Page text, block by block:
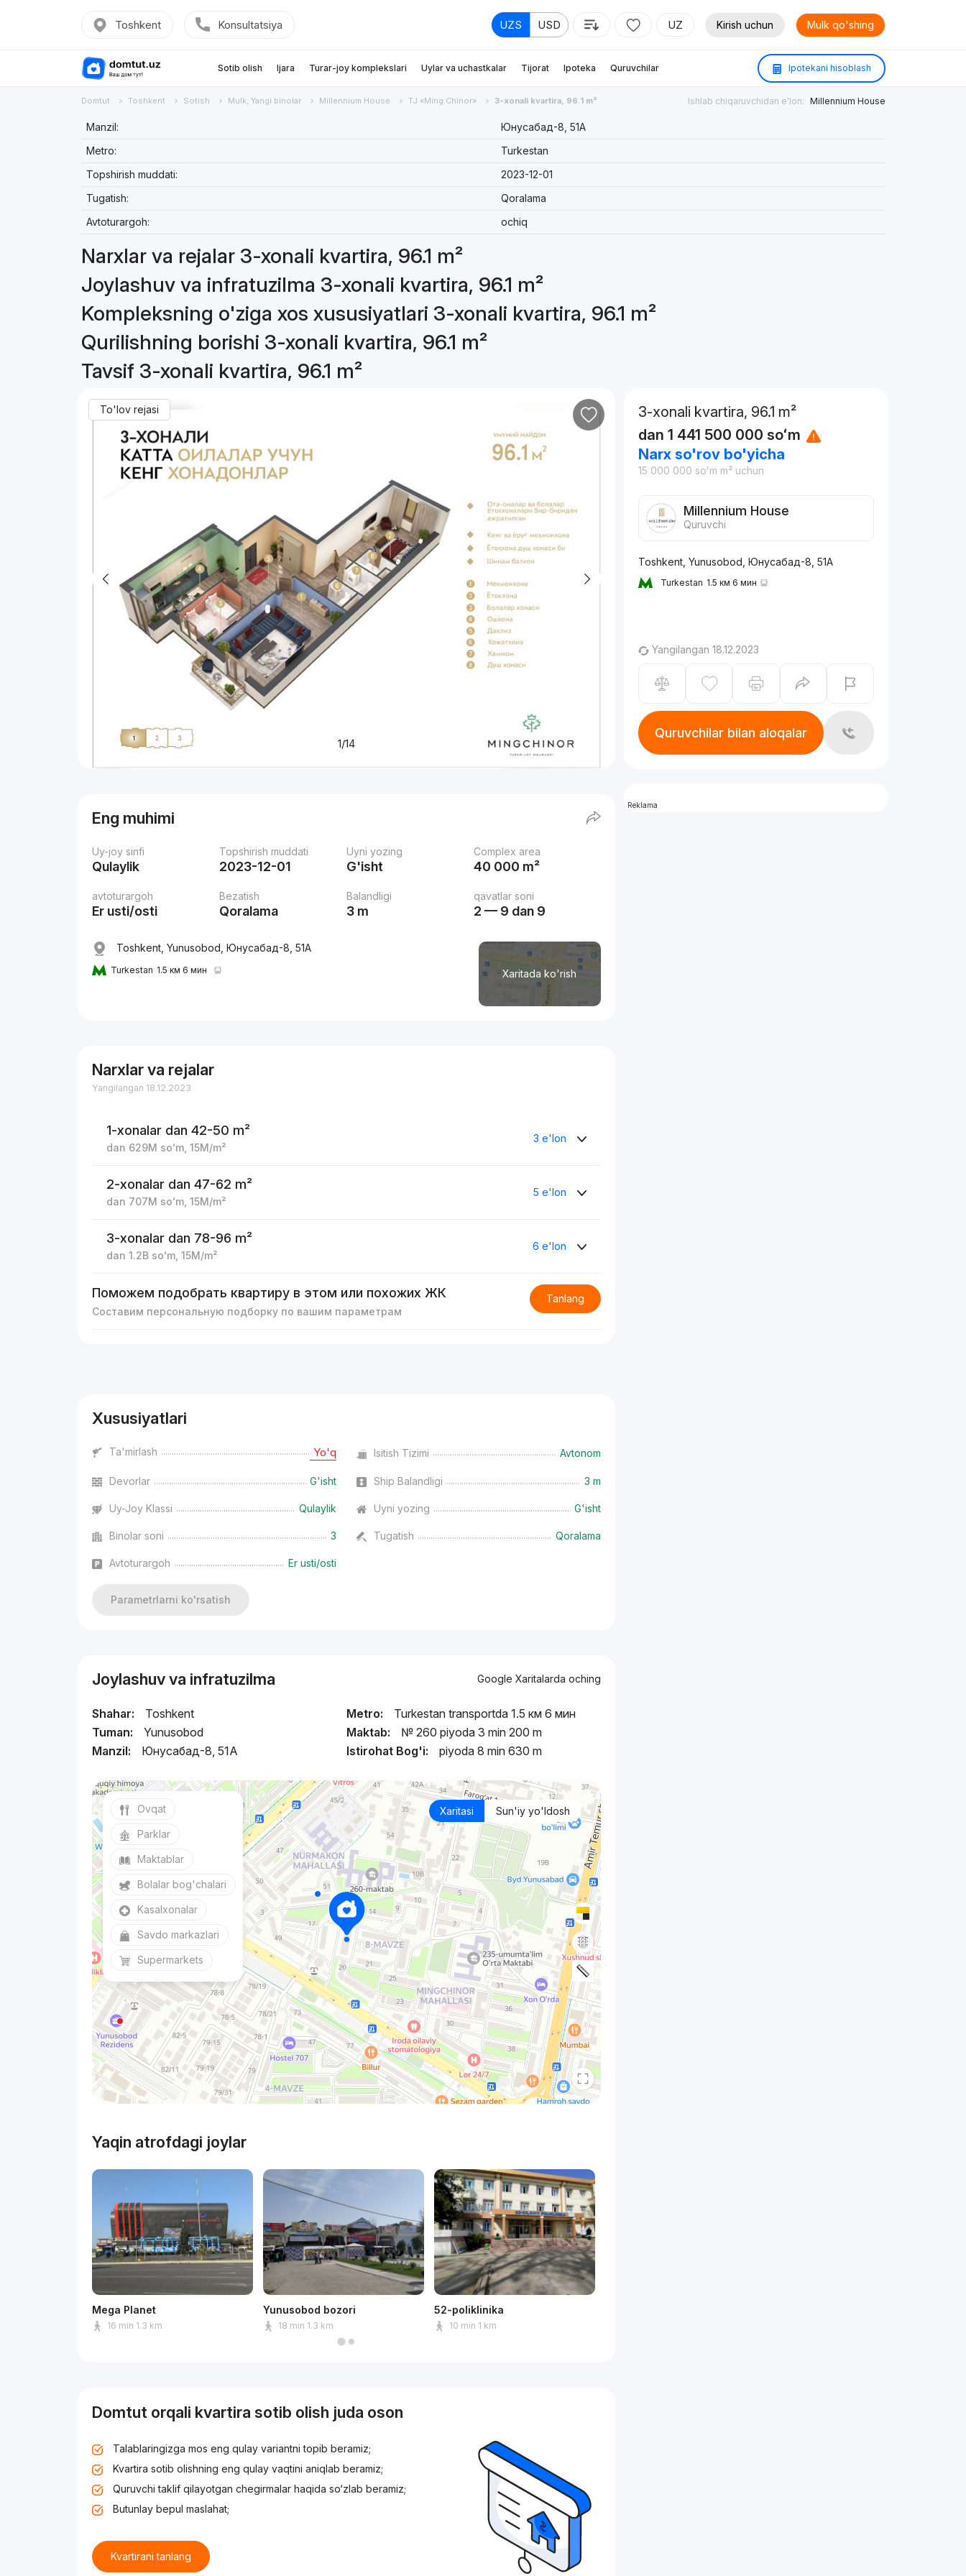
Toshkent Konsultatsiya UZS USD UZ Kirish uchun Mulk qo'shing
Sotib olish Ijara Turar-joy komplekslari Uylar va uchastkalar Tijorat Ipoteka Quruvchilar Ipotekani hisoblash
Domtut Toshkent Sotish Mulk, Yangi binolar Millennium House TJ «Ming Chinor» 3-xonali kvartira, 96.1 m² Ishlab chiqaruvchidan e'lon: Millennium House
Manzil:
Юнусaбад-8, 51А
Metro:
Turkestan
Topshirish muddati:
2023-12-01
Tugatish:
Qoralama
Avtoturargoh:
ochiq
Narxlar va rejalar 3-xonali kvartira, 96.1 m²
Joylashuv va infratuzilma 3-xonali kvartira, 96.1 m²
Kompleksning o'ziga xos xususiyatlari 3-xonali kvartira, 96.1 m²
Qurilishning borishi 3-xonali kvartira, 96.1 m²
Tavsif 3-xonali kvartira, 96.1 m²
To'lov rejasi
1/14
Eng muhimi
Uy-joy sinfi
Qulaylik
Topshirish muddati
2023-12-01
Uyni yozing
G'isht
Complex area
40 000 m²
avtoturargoh
Er usti/osti
Bezatish
Qoralama
Balandligi
3 m
qavatlar soni
2 — 9 dan 9
Xaritada ko'rish
Toshkent, Yunusobod, Юнусaбад-8, 51А
Turkestan 1.5 км 6 мин
Narxlar va rejalar
Yangilangan 18.12.2023
1-xonalar dan 42-50 m²
dan 629M soʻm ,15M/m²
3 e'lon
2-xonalar dan 47-62 m²
dan 707M soʻm ,15M/m²
5 e'lon
3-xonalar dan 78-96 m²
dan1.2B soʻm ,15M/m²
6 e'lon
Поможем подобрать квартиру в этом или похожих ЖК
Составим персональную подборку по вашим параметрам
Tanlang
Xususiyatlari
Ta'mirlash Yo'q Isitish Tizimi Avtonom
Devorlar G'isht Ship Balandligi 3 m
Uy-Joy Klassi Qulaylik Uyni yozing G'isht
Binolar soni 3 Tugatish Qoralama
Avtoturargoh Er usti/osti
Parametrlarni ko'rsatish
Joylashuv va infratuzilma Google Xaritalarda oching
Shahar:
Toshkent
Tuman:
Yunusobod
Manzil:
Юнусaбад-8, 51А
Metro:
Turkestan transportda 1.5 км 6 мин
Maktab:
№ 260 piyoda 3 min 200 m
Istirohat Bog'i:
piyoda 8 min 630 m
Xaritasi Sun'iy yo'ldosh
Ovqat
Parklar
Maktablar
Bolalar bog'chalari
Kasalxonalar
Savdo markazlari
Supermarkets
Yaqin atrofdagi joylar
Mega Planet
16 min 1.3 km
Yunusobod bozori
18 min 1.3 km
52-poliklinika
10 min 1 km
Domtut orqali kvartira sotib olish juda oson
Talablaringizga mos eng qulay variantni topib beramiz;
Kvartira sotib olishning eng qulay vaqtini aniqlab beramiz;
Quruvchi taklif qilayotgan chegirmalar haqida so‘zlab beramiz;
Butunlay bepul maslahat;
Kvartirani tanlang
3-xonali kvartira, 96.1 m²
dan 1 441 500 000 soʻm
Narx so'rov bo'yicha
15 000 000 soʻm m² uchun
Millennium House
Quruvchi
Toshkent, Yunusobod, Юнусaбад-8, 51А
Turkestan 1.5 км 6 мин
Yangilangan 18.12.2023
Quruvchilar bilan aloqalar
Reklama